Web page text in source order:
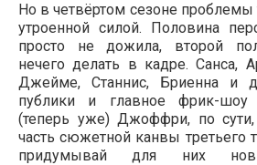
Но в четвёртом сезоне проблемы
утроенной силой. Половина
просто не дожила, второй
нечего делать в кадре. Санса,
Джейме, Станнис, Бриенна и
публики и главное фрик-шоу
(теперь уже) Джоффри, по
часть сюжетной канвы третьего
придумывай для них